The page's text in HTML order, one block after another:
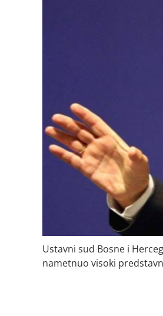
Ustavni sud Bosne i
nametnuo visoki